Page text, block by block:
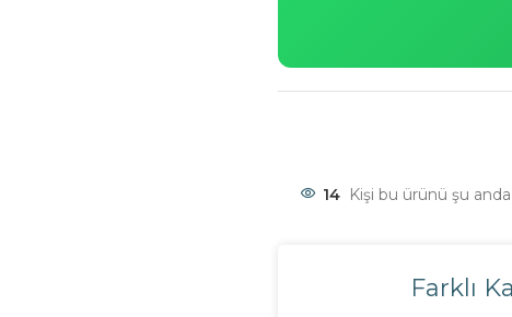
14 Kişi bu ürünü şu
Farklı